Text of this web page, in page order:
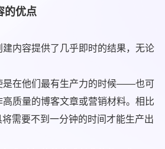
的优点
建内容提供了几乎即时的结果，无论
在他们最有生产力的时候——也可
质量的博客文章或营销材料。相比
需要不到一分钟的时间才能生产出